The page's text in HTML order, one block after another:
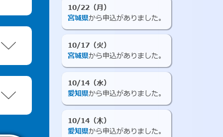
10/22（月）
宮城県から申込がありました。
10/17（火）
宮城県から申込がありました。
10/14（水）
愛知県から申込がありました。
10/14（木）
愛知県から申込がありました。